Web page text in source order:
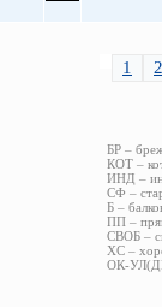
1 2
БР –
КОТ –
ИНД –
СФ –
Б –
ПП –
СВОБ –
ХС –
ОК-